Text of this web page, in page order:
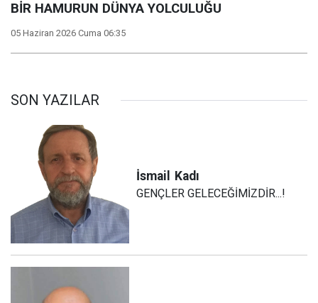
BİR HAMURUN DÜNYA YOLCULUĞU
05 Haziran 2026 Cuma 06:35
SON YAZILAR
İsmail Kadı
GENÇLER GELECEĞİMİZDİR...!